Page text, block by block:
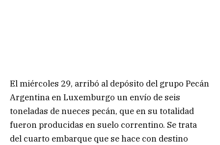
El miércoles 29, arribó al depósito del grupo Pecán
Argentina en Luxemburgo un envío de seis
toneladas de nueces pecán, que en su totalidad
fueron producidas en suelo correntino. Se trata
del cuarto embarque que se hace con destino